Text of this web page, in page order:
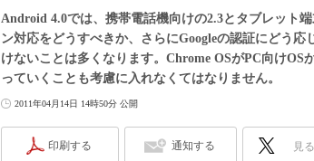
Android 4.0では、携帯電話機向けの2.3とタブレット
ン対応をどうすべきか、さらにGoogleの認証にどう
けないことは多くなります。Chrome OSがPC向け
っていくことも考慮に入れなくてはなりません。
2011年04月14日 14時50分 公開
印刷する 通知する 見る